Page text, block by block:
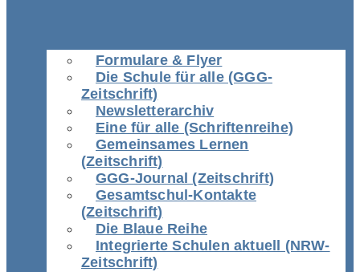
Formulare & Flyer
Die Schule für alle (GGG-
Zeitschrift)
Newsletterarchiv
Eine für alle (Schriftenreihe)
Gemeinsames Lernen
(Zeitschrift)
GGG-Journal (Zeitschrift)
Gesamtschul-Kontakte
(Zeitschrift)
Die Blaue Reihe
Integrierte Schulen aktuell (NRW-
Zeitschrift)